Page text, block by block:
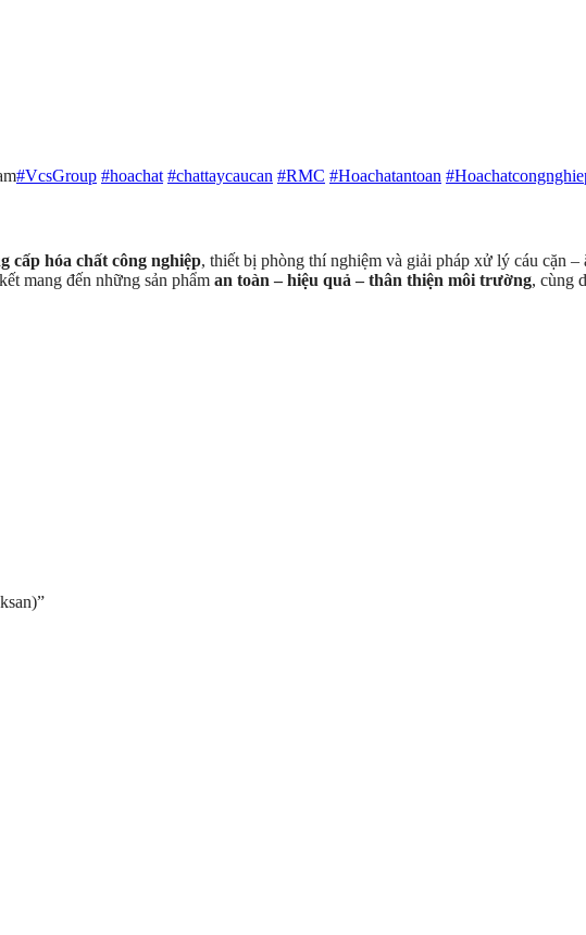
#VcsGroup #hoachat #chattaycaucan #RMC #Hoachatantoan
cấp hóa chất công nghiệp, thiết bị phòng thí nghiệm và giải pháp xử lý cáu cặn
mang đến những sản phẩm an toàn – hiệu quả – thân thiện môi trường, cùng